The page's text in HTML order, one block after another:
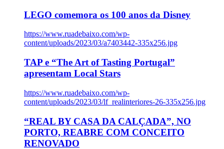
LEGO comemora os 100 anos da Disney
https://www.ruadebaixo.com/wp-
content/uploads/2023/03/a7403442-335x256.jpg
TAP e “The Art of Tasting Portugal”
apresentam Local Stars
https://www.ruadebaixo.com/wp-
content/uploads/2023/03/lf_realinteriores-26-335x256.jpg
“REAL BY CASA DA CALÇADA”, NO
PORTO, REABRE COM CONCEITO
RENOVADO